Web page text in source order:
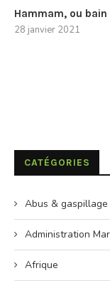
Hammam, ou bain
28 janvier 2021
CATÉGORIES
Abus & gaspillage
Administration
Afrique